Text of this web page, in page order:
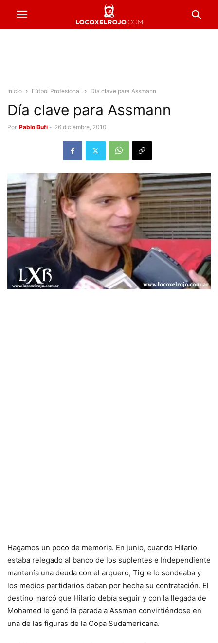
Inicio Fútbol Profesional Día clave para Assmann
Día clave para Assmann
Por Pablo Bufi - 26 diciembre, 2010
Hagamos un poco de memoria. En junio, cuando Hilario
estaba relegado al banco de los suplentes e Independiente
mantenía una deuda con el arquero, Tigre lo sondeaba y
los medios partidarios daban por hecha su contratación. El
destino marcó que Hilario debía seguir y con la llegada de
Mohamed le ganó la parada a Assman convirtiéndose en
una de las figuras de la Copa Sudamericana.